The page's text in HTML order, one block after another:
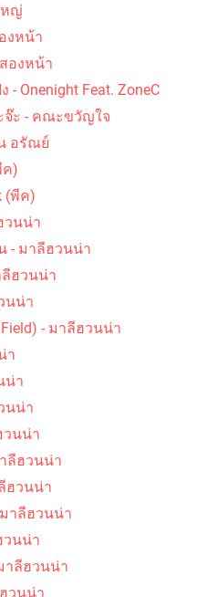
นุน - สันติภาพ
เอ๋ สันติภาพ
หญ่
งหน้า
องหน้า
Onenight Feat. ZoneC
จ๊ะ - คณะขวัญใจ
อรัณย์
ค)
(พีค)
วนน่า
- มาลีฮวนน่า
ลีฮวนน่า
นน่า
- มาลีฮวนน่า
า
น่า
นน่า
วนน่า
ลีฮวนน่า
ฮวนน่า
าลีฮวนน่า
วนน่า
าลีฮวนน่า
วนน่า